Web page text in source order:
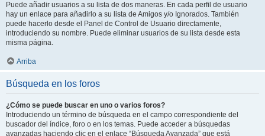
Puede añadir usuarios a su lista de dos maneras. En cada perfil de usuario
hay un enlace para añadirlo a su lista de Amigos y/o Ignorados. También
puede hacerlo desde el Panel de Control de Usuario directamente,
introduciendo su nombre. Puede eliminar usuarios de su lista desde esta
misma página.
Arriba
Búsqueda en los foros
¿Cómo se puede buscar en uno o varios foros?
Introduciendo un término de búsqueda en el campo correspondiente del
buscador del índice, foro o en los temas. Puede acceder a búsquedas
avanzadas haciendo clic en el enlace “Búsqueda Avanzada” que está